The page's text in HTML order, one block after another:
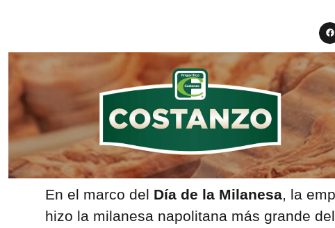
En el marco del Día de la Milanesa, la
hizo la milanesa napolitana más grande